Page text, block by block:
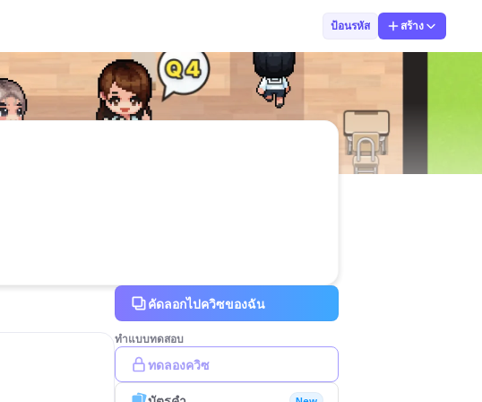
ป้อนรหัส สร้าง
คัดลอกไปควิซของฉัน
ทำแบบทดสอบ
ทดลองควิซ